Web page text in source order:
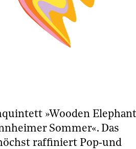
»Wooden
Sommer«. Das
raf­finiert Pop‑und